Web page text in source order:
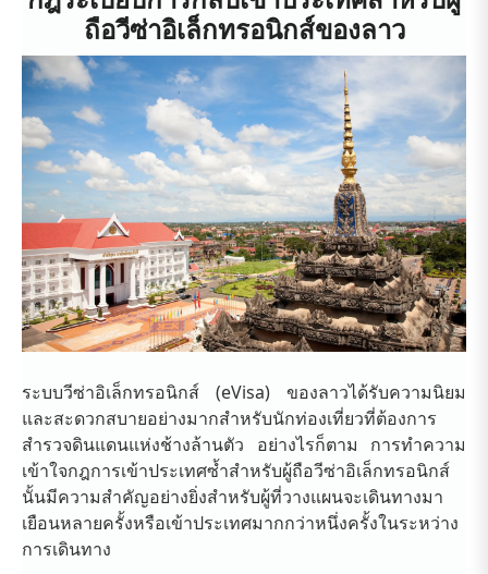
ถือวีซ่าอิเล็กทรอนิกส์ของลาว
ระบบวีซ่าอิเล็กทรอนิกส์ (eVisa) ของลาวได้รับความนิยม
และสะดวกสบายอย่างมากสำหรับนักท่องเที่ยวที่ต้องการ
สำรวจดินแดนแห่งช้างล้านตัว อย่างไรก็ตาม การทำความ
เข้าใจกฎการเข้าประเทศซ้ำสำหรับผู้ถือวีซ่าอิเล็กทรอนิกส์
นั้นมีความสำคัญอย่างยิ่งสำหรับผู้ที่วางแผนจะเดินทางมา
เยือนหลายครั้งหรือเข้าประเทศมากกว่าหนึ่งครั้งในระหว่าง
การเดินทาง